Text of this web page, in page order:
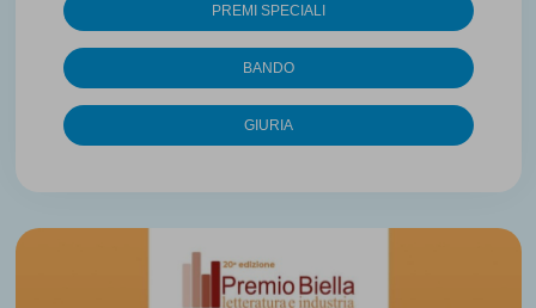
PREMI SPECIALI
BANDO
GIURIA